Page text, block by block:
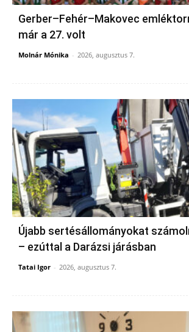
Gerber–Fehér–Makovec
már a 27. volt
Molnár Mónika - 2026, augusztus 7.
Újabb sertésállományokat
– ezúttal a Darázsi járásban
Tatai Igor - 2026, augusztus 7.